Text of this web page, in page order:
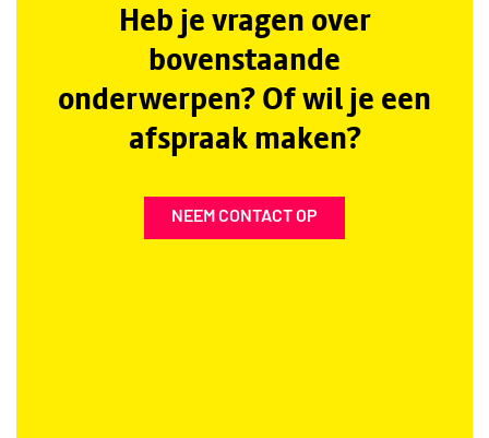
Heb je vragen over
bovenstaande
onderwerpen? Of wil je een
afspraak maken?
NEEM CONTACT OP